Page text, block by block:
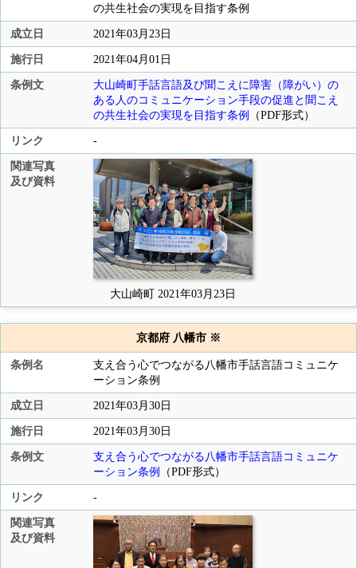
の共生社会の実現を目指す条例
成立日 2021年03月23日
施行日 2021年04月01日
条例文
大山崎町手話言語及び聞こえに障害（障がい）の
ある人のコミュニケーション手段の促進と聞こえ
の共生社会の実現を目指す条例
（PDF形式）
リンク -
関連写真
及び資料
大山崎町 2021年03月23日
京都府 八幡市 ※
条例名
支え合う心でつながる八幡市手話言語コミュニケ
ーション条例
成立日 2021年03月30日
施行日 2021年03月30日
条例文
支え合う心でつながる八幡市手話言語コミュニケ
ーション条例
（PDF形式）
リンク -
関連写真
及び資料